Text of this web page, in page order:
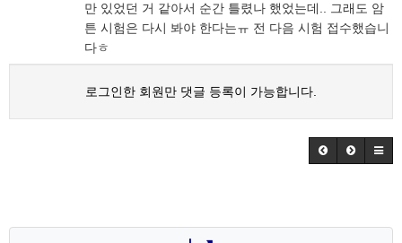
만 있었던 거 같아서 순간 틀렸나 했었는데.. 그래도 암
튼 시험은 다시 봐야 한다는ㅠ 전 다음 시험 접수했습니
다ㅎ
로그인한 회원만 댓글 등록이 가능합니다.